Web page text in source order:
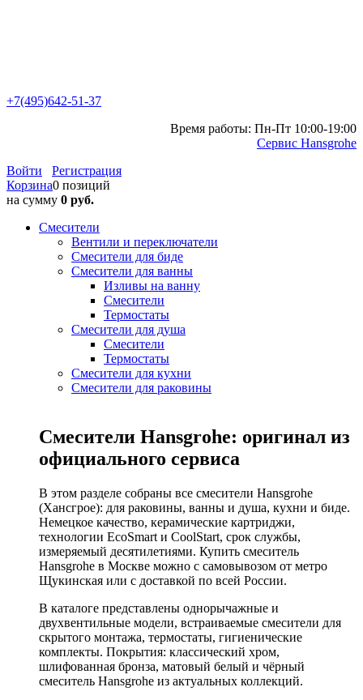
+7(495)642-51-37
Время работы: Пн-Пт 10:00-19:00
Сервис Hansgrohe
Войти
Регистрация
Корзина0 позиций
на сумму 0 руб.
Смесители
Вентили и переключатели
Смесители для биде
Смесители для ванны
Изливы на ванну
Смесители
Термостаты
Смесители для душа
Смесители
Термостаты
Смесители для кухни
Смесители для раковины
Смесители Hansgrohe: оригинал из
официального сервиса
В этом разделе собраны все смесители Hansgrohe
(Хансгрое): для раковины, ванны и душа, кухни и биде.
Немецкое качество, керамические картриджи,
технологии EcoSmart и CoolStart, срок службы,
измеряемый десятилетиями. Купить смеситель
Hansgrohe в Москве можно с самовывозом от метро
Щукинская или с доставкой по всей России.
В каталоге представлены однорычажные и
двухвентильные модели, встраиваемые смесители для
скрытого монтажа, термостаты, гигиенические
комплекты. Покрытия: классический хром,
шлифованная бронза, матовый белый и чёрный
смеситель Hansgrohe из актуальных коллекций.